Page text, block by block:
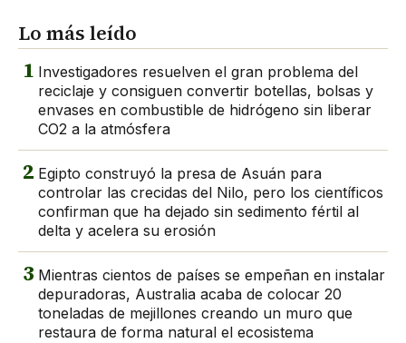
Lo más leído
1 Investigadores resuelven el gran problema del
reciclaje y consiguen convertir botellas, bolsas y
envases en combustible de hidrógeno sin liberar
CO2 a la atmósfera
2 Egipto construyó la presa de Asuán para
controlar las crecidas del Nilo, pero los científicos
confirman que ha dejado sin sedimento fértil al
delta y acelera su erosión
3 Mientras cientos de países se empeñan en instalar
depuradoras, Australia acaba de colocar 20
toneladas de mejillones creando un muro que
restaura de forma natural el ecosistema